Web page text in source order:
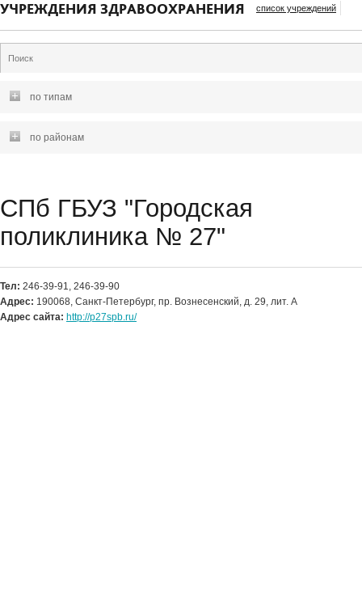
УЧРЕЖДЕНИЯ ЗДРАВООХРАНЕНИЯ список учреждений
по типам
по районам
СПб ГБУЗ "Городская
поликлиника № 27"
Тел: 246-39-91, 246-39-90
Адрес: 190068, Санкт-Петербург, пр. Вознесенский, д. 29, лит. А
Адрес сайта: http://p27spb.ru/